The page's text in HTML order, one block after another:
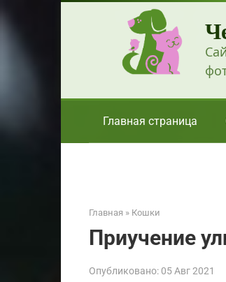
Главная страница
Главная » Кошки
Приучение
Опубликовано: 05 Авг 2021